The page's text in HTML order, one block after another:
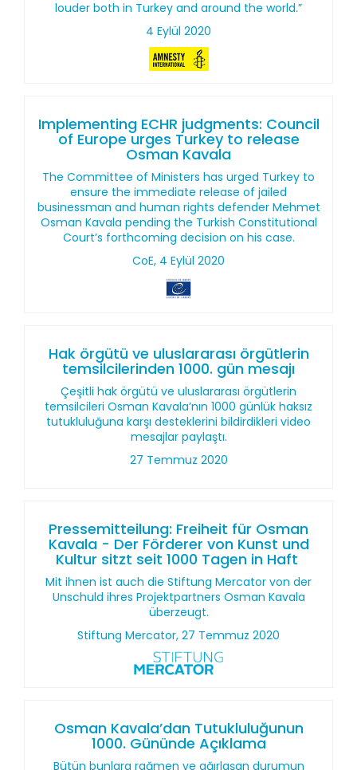
louder both in Turkey and around the world.”
4 Eylül 2020
Implementing ECHR judgments: Council
of Europe urges Turkey to release
Osman Kavala
The Committee of Ministers has urged Turkey to
ensure the immediate release of jailed
businessman and human rights defender Mehmet
Osman Kavala pending the Turkish Constitutional
Court’s forthcoming decision on his case.
CoE, 4 Eylül 2020
Hak örgütü ve uluslararası örgütlerin
temsilcilerinden 1000. gün mesajı
Çeşitli hak örgütü ve uluslararası örgütlerin
temsilcileri Osman Kavala’nın 1000 günlük haksız
tutukluluğuna karşı desteklerini bildirdikleri video
mesajlar paylaştı.
27 Temmuz 2020
Pressemitteilung: Freiheit für Osman
Kavala - Der Förderer von Kunst und
Kultur sitzt seit 1000 Tagen in Haft
Mit ihnen ist auch die Stiftung Mercator von der
Unschuld ihres Projektpartners Osman Kavala
überzeugt.
Stiftung Mercator, 27 Temmuz 2020
Osman Kavala’dan Tutukluluğunun
1000. Gününde Açıklama
Bütün bunlara rağmen ve ağırlaşan durumun